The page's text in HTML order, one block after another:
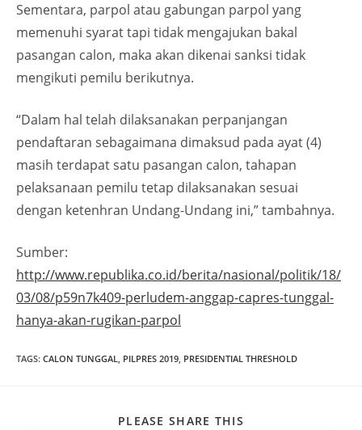
Sementara, parpol atau gabungan parpol yang
memenuhi syarat tapi tidak mengajukan bakal
pasangan calon, maka akan dikenai sanksi tidak
mengikuti pemilu berikutnya.
“Dalam hal telah dilaksanakan perpanjangan
pendaftaran sebagaimana dimaksud pada ayat (4)
masih terdapat satu pasangan calon, tahapan
pelaksanaan pemilu tetap dilaksanakan sesuai
dengan ketenhran Undang-Undang ini,” tambahnya.
Sumber:
http://www.republika.co.id/berita/nasional/politik/18/
03/08/p59n7k409-perludem-anggap-capres-tunggal-
hanya-akan-rugikan-parpol
TAGS: CALON TUNGGAL, PILPRES 2019, PRESIDENTIAL THRESHOLD
PLEASE SHARE THIS